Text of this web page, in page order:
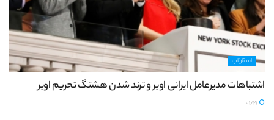
استارتاپ
اشتباهات مدیرعامل ایرانی اوبر و ترند شدن هشتگ تحریم اوبر